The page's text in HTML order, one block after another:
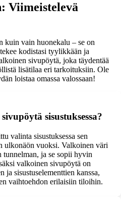
Viimeistelevä
kuin vain huonekalu – se on
kodistasi tyylikkään ja
sivupöytä, joka täydentää
lisätilaa eri tarkoituksiin. Ole
loistaa omassa valossaan!
sisustuksessa?
valinta sisustuksessa sen
ulkonäön vuoksi. Valkoinen väri
ja se sopii hyvin
valkoinen sivupöytä on
ja sisustuselementtien kanssa,
vaihtoehdon erilaisiin tiloihin.